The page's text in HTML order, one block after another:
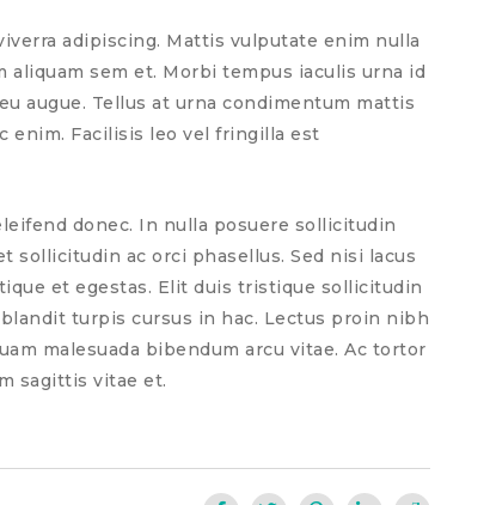
adipiscing. Mattis vulputate enim nulla
sem et. Morbi tempus iaculis urna id
augue. Tellus at urna condimentum mattis
enim. Facilisis leo vel fringilla est
donec. In nulla posuere sollicitudin
sollicitudin ac orci phasellus. Sed nisi lacus
et egestas. Elit duis tristique sollicitudin
turpis cursus in hac. Lectus proin nibh
malesuada bibendum arcu vitae. Ac tortor
sagittis vitae et.